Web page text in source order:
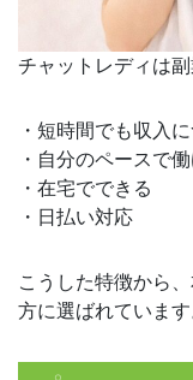
チャットレディは
・短時間でも収入
・自分のペースで
・在宅でできる
・日払い対応
こうした特徴から
方に選ばれています